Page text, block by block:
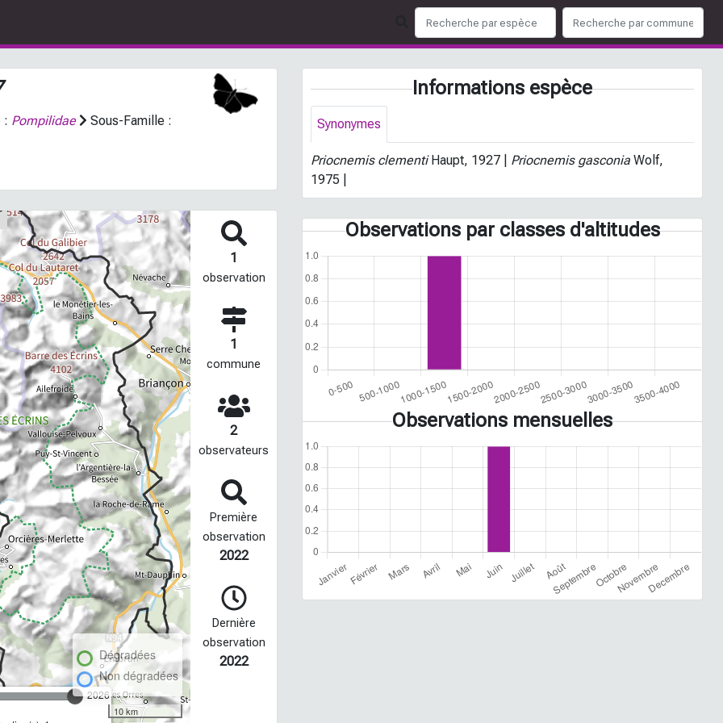
: Pompilidae Sous-Famille :
2026
Dégradées
Non dégradées
10 km
1
observation
1
commune
2
observateurs
Première
observation
2022
Dernière
observation
2022
Informations espèce
Synonymes
Priocnemis clementiHaupt, 1927 | Priocnemis gasconia Wolf,
1975 |
Observations par classes d'altitudes
Observations mensuelles